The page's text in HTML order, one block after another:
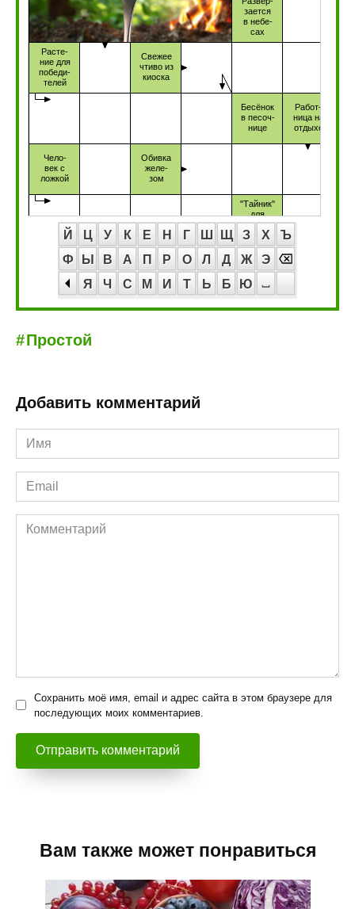
Й Ц У К Е Н Г Ш Щ З Х
Ъ
Ф
Ы В А П Р О Л Д Ж
Э
Я
Ч С М И Т Ь Б Ю
Простой
Добавить комментарий
Имя
*
Email
*
Комментарий
Сохранить моё имя, email и адрес сайта в этом браузере для
последующих моих комментариев.
Вам также может понравиться